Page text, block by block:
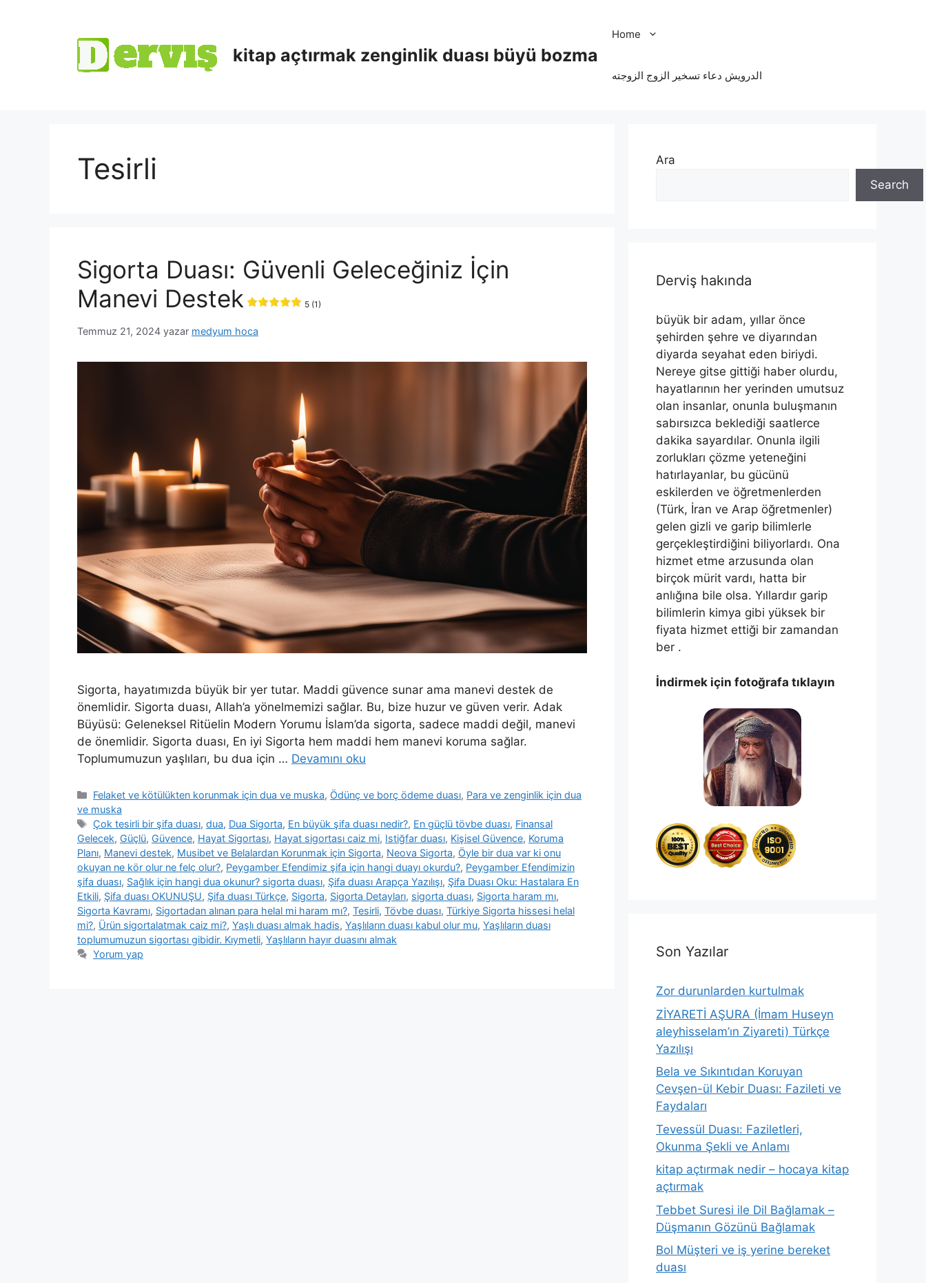
kitap açtırmak zenginlik duası büyü bozma
Home
الدرویش دعاء تسخير الزوج الزوجته
Tesirli
Sigorta Duası: Güvenli Geleceğiniz İçin
Manevi Destek
5 (1)
Temmuz 21, 2024 yazar medyum hoca
Sigorta, hayatımızda büyük bir yer tutar. Maddi güvence sunar ama manevi destek de
önemlidir. Sigorta duası, Allah’a yönelmemizi sağlar. Bu, bize huzur ve güven verir. Adak
Büyüsü: Geleneksel Ritüelin Modern Yorumu İslam’da sigorta, sadece maddi değil, manevi
de önemlidir. Sigorta duası, En iyi Sigorta hem maddi hem manevi koruma sağlar.
Toplumumuzun yaşlıları, bu dua için … Devamını oku
Felaket ve kötülükten korunmak için dua ve muska, Ödünç ve borç ödeme duası, Para ve zenginlik için dua
ve muska
Çok tesirli bir şifa duası,dua, Dua Sigorta, En büyük şifa duası nedir?, En güçlü tövbe duası, Finansal
Gelecek, Güçlü, Güvence, Hayat Sigortası, Hayat sigortası caiz mi, Istiğfar duası, Kişisel Güvence, Koruma
Planı, Manevi destek, Musibet ve Belalardan Korunmak için Sigorta, Neova Sigorta, Öyle bir dua var ki onu
okuyan ne kör olur ne felç olur?, Peygamber Efendimiz şifa için hangi duayı okurdu?, Peygamber Efendimizin
şifa duası, Sağlık için hangi dua okunur? sigorta duası, Şifa duası Arapça Yazılışı, Şifa Duası Oku: Hastalara En
Etkili, Şifa duası OKUNUŞU, Şifa duası Türkçe, Sigorta, Sigorta Detayları, sigorta duası, Sigorta haram mı,
Sigorta Kavramı, Sigortadan alınan para helal mi haram mı?, Tesirli, Tövbe duası, Türkiye Sigorta hissesi helal
mi?, Ürün sigortalatmak caiz mi?, Yaşlı duası almak hadis, Yaşlıların duası kabul olur mu, Yaşlıların duası
toplumumuzun sigortası gibidir. Kıymetli, Yaşlıların hayır duasını almak
Yorum yap
Ara
Search
Derviş hakında
büyük bir adam, yıllar önce
şehirden şehre ve diyarından
diyarda seyahat eden biriydi.
Nereye gitse gittiği haber olurdu,
hayatlarının her yerinden umutsuz
olan insanlar, onunla buluşmanın
sabırsızca beklediği saatlerce
dakika sayardılar. Onunla ilgili
zorlukları çözme yeteneğini
hatırlayanlar, bu gücünü
eskilerden ve öğretmenlerden
(Türk, İran ve Arap öğretmenler)
gelen gizli ve garip bilimlerle
gerçekleştirdiğini biliyorlardı. Ona
hizmet etme arzusunda olan
birçok mürit vardı, hatta bir
anlığına bile olsa. Yıllardır garip
bilimlerin kimya gibi yüksek bir
fiyata hizmet ettiği bir zamandan
ber .
İndirmek için fotoğrafa tıklayın
Son Yazılar
Zor durunlarden kurtulmak
ZİYARETİ AŞURA (İmam Huseyn
aleyhisselam’ın Ziyareti) Türkçe
Yazılışı
Bela ve Sıkıntıdan Koruyan
Cevşen-ül Kebir Duası: Fazileti ve
Faydaları
Tevessül Duası: Faziletleri,
Okunma Şekli ve Anlamı
kitap açtırmak nedir – hocaya kitap
açtırmak
Tebbet Suresi ile Dil Bağlamak –
Düşmanın Gözünü Bağlamak
Bol Müşteri ve iş yerine bereket
duası